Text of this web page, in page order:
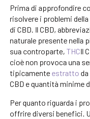
Prima di approfondire
risolvere i problemi
di CBD. Il CBD,
naturale presente nella
sua controparte, THCIl
cioè non provoca una
tipicamente estratto da
CBD e quantità minime
Per quanto riguarda i
offrire diversi benefici.